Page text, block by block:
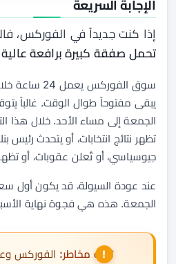
الإجابة السريعة
إذا كنت جديداً في الفوركس،
تحمل صفقة كبيرة برافعة عالية
سوق الفوركس
يبقى مفتوحاً طوال الوقت. غالباً
الجمعة إلى مساء الأحد. خلال هذا
تظهر نتائج انتخابات، أو يتحدث
جيوسياسي، أو تُعلن عقوبات، أو
عند عودة السيولة، قد يكون أول
الجمعة. هذه هي فجوة نهاية
تنبيه مخاطر: الفوركس